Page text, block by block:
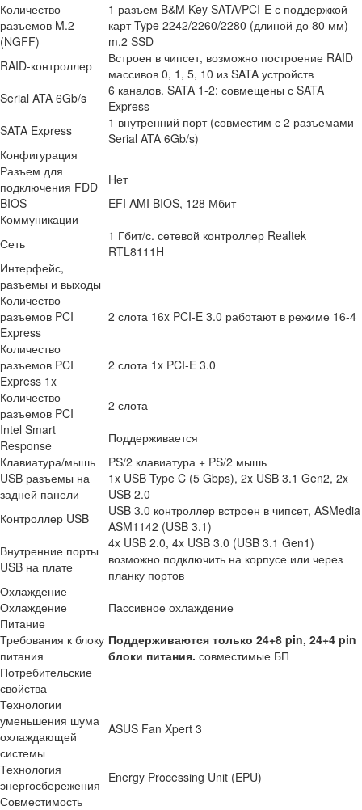
Количество
разъемов M.2
(NGFF)
1 разъем B&M Key SATA/PCI-E с поддержкой
карт Type 2242/2260/2280 (длиной до 80 мм)
m.2 SSD
RAID-контроллер
Встроен в чипсет, возможно построение RAID
массивов 0, 1, 5, 10 из SATA устройств
Serial ATA 6Gb/s
6 каналов. SATA 1-2: совмещены с SATA
Express
SATA Express
1 внутренний порт (совместим с 2 разъемами
Serial ATA 6Gb/s)
Конфигурация
Разъем для
подключения FDD
Нет
BIOS
EFI AMI BIOS, 128 Мбит
Коммуникации
Сеть
1 Гбит/с. сетевой контроллер Realtek
RTL8111H
Интерфейс,
разъемы и выходы
Количество
разъемов PCI
Express
2 слота 16x PCI-E 3.0 работают в режиме 16-4
Количество
разъемов PCI
Express 1x
2 слота 1x PCI-E 3.0
Количество
разъемов PCI
2 слота
Intel Smart
Response
Поддерживается
Клавиатура/мышь
PS/2 клавиатура + PS/2 мышь
USB разъемы на
задней панели
1x USB Type C (5 Gbps), 2x USB 3.1 Gen2, 2x
USB 2.0
Контроллер USB
USB 3.0 контроллер встроен в чипсет, ASMedia
ASM1142 (USB 3.1)
Внутренние порты
USB на плате
4x USB 2.0, 4x USB 3.0 (USB 3.1 Gen1)
возможно подключить на корпусе или через
планку портов
Охлаждение
Охлаждение
Пассивное охлаждение
Питание
Требования к блоку
питания
Поддерживаются только 24+8 pin, 24+4 pin
блоки питания. совместимые БП
Потребительские
свойства
Технологии
уменьшения шума
охлаждающей
системы
ASUS Fan Xpert 3
Технология
энергосбережения Energy Processing Unit (EPU)
Совместимость